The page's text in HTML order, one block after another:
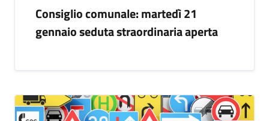
Consiglio comunale: martedì 21
gennaio seduta straordinaria aperta